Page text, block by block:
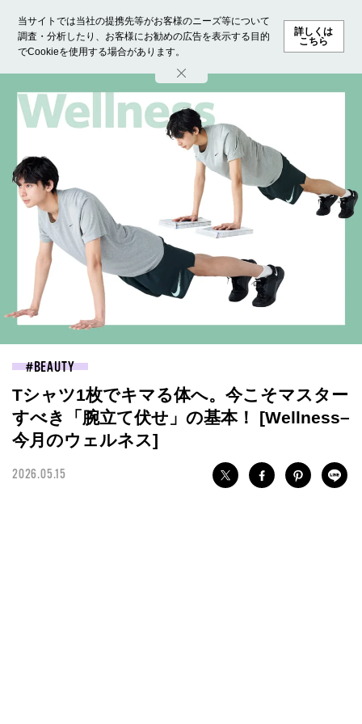
当サイトでは当社の提携先等がお客様のニーズ等について
調査・分析したり、お客様にお勧めの広告を表示する目的
でCookieを使用する場合があります。
詳しくは
こちら
ホーム モデル募集 ランキング ファッション ビューテ
BEAUTY
Tシャツ1枚でキマる体へ。今こそマスター
すべき「腕立て伏せ」の基本！ [Wellness–
今月のウェルネス]
2026.05.15